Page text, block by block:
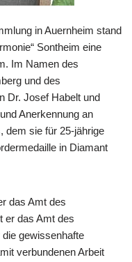
in Auernheim stand
Sontheim eine
Im Namen des
und des
Dr. Josef Habelt und
Anerkennung an
dem sie für 25-jährige
in Diamant
das Amt des
er das Amt des
gewissenhafte
verbundenen Arbeit